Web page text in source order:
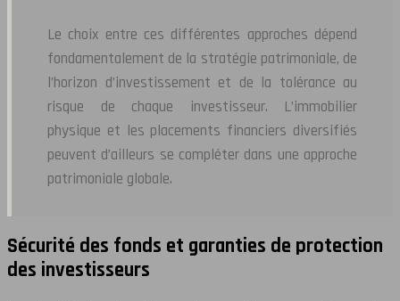
Le choix entre ces différentes approches dépend
fondamentalement de la stratégie patrimoniale, de
l’horizon d’investissement et de la tolérance au
risque de chaque investisseur. L’immobilier
physique et les placements financiers diversifiés
peuvent d’ailleurs se compléter dans une approche
patrimoniale globale.
Sécurité des fonds et garanties de protection
des investisseurs